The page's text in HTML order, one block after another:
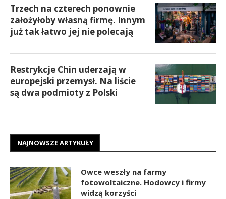
Trzech na czterech ponownie
założyłoby własną firmę. Innym
już tak łatwo jej nie polecają
Restrykcje Chin uderzają w
europejski przemysł. Na liście
są dwa podmioty z Polski
NAJNOWSZE ARTYKUŁY
Owce weszły na farmy
fotowoltaiczne. Hodowcy i firmy
widzą korzyści